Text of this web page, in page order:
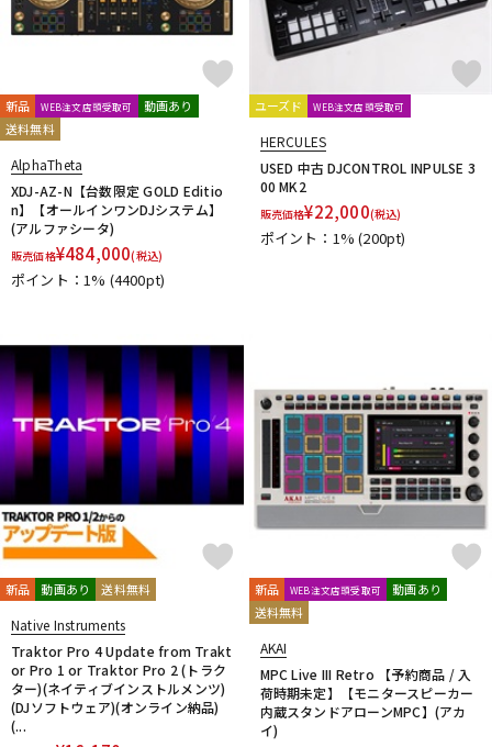
新品 WEB注文店頭受取可
動画あり
送料無料
AlphaTheta
XDJ-AZ-N【台数限定 GOLD Editio
n】【オールインワンDJシステム】
(アルファシータ)
販売価格¥484,000(税込)
ポイント：1% (4400pt)
ユーズド WEB注文店頭受取可
HERCULES
USED 中古 DJCONTROL INPULSE 3
00 MK2
販売価格¥22,000(税込)
ポイント：1%(200pt)
新品 動画あり 送料無料
Native Instruments
Traktor Pro 4 Update from Trakt
or Pro 1 or Traktor Pro 2 (トラク
ター)(ネイティブインストルメンツ)
(DJソフトウェア)(オンライン納品)
(...
新品 WEB注文店頭受取可
動画あり
送料無料
AKAI
MPC Live III Retro 【予約商品 / 入
荷時期未定】【モニタースピーカー
内蔵スタンドアローンMPC】(アカ
イ)